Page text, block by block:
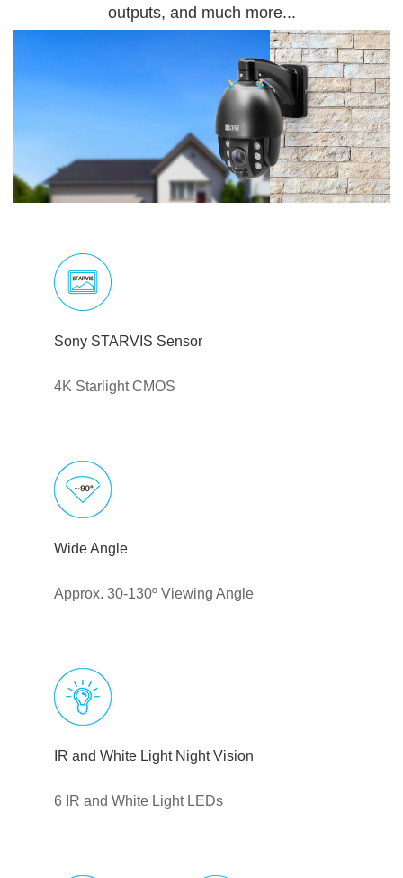
outputs, and much more...
Sony STARVIS Sensor
4K Starlight CMOS
Wide Angle
Approx. 30-130º Viewing Angle
IR and White Light Night Vision
6 IR and White Light LEDs